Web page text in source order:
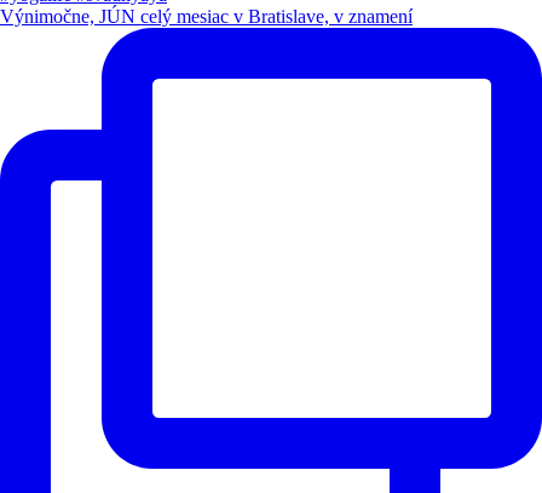
Výnimočne, JÚN celý mesiac v Bratislave, v znamení